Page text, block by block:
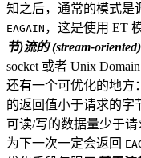
知之后，通常的模式是
EAGAIN ，这是使用 ET
节)流的 (stream-
socket 或者 Unix
还有一个可优化的地方
的返回值小于请求的字
可读/写的数据量少于
为下一次一定会返回